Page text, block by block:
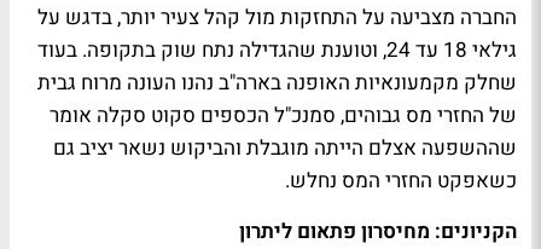
החברה מצביעה על התחזקות מול קהל צעיר יותר, בדגש על
גילאי 18 עד 24, וטוענת שהגדילה נתח שוק בתקופה. בעוד
שחלק מקמעונאיות האופנה בארה"ב נהנו העונה מרוח גבית
של החזרי מס גבוהים, סמנכ"ל הכספים סקוט סקלה אומר
שההשפעה אצלם הייתה מוגבלת והביקוש נשאר יציב גם
כשאפקט החזרי המס נחלש.
הקניונים: מחיסרון פתאום ליתרון